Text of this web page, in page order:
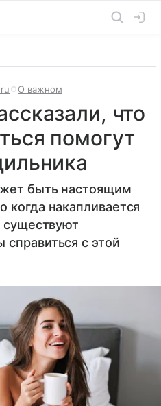
О важном
что
помогут
быть настоящим
когда накапливается
существуют
с этой